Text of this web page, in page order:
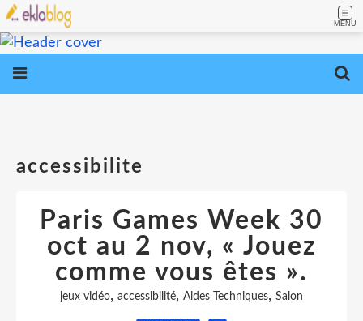
MENU
accessibilite
Paris Games Week 30
oct au 2 nov, « Jouez
comme vous êtes ».
jeux vidéo, accessibilité, Aides Techniques, Salon